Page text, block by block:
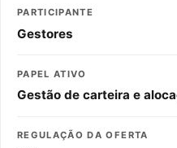
PARTICIPANTE
Gestores
PAPEL ATIVO
Gestão de carteira e
REGULAÇÃO DA OFERTA